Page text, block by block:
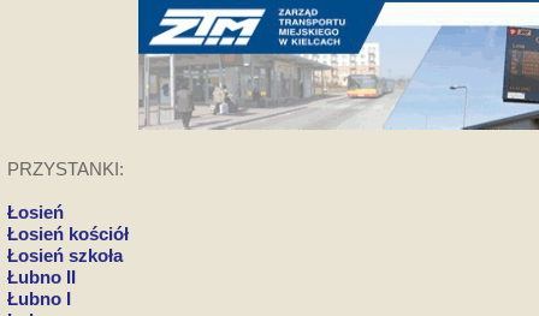
PRZYSTANKI:
Łosień
Łosień kościół
Łosień szkoła
Łubno II
Łubno I